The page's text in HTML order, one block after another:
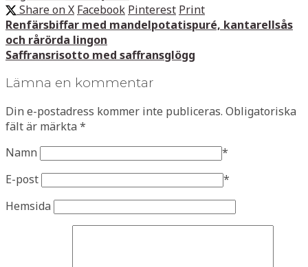
Share on X Facebook Pinterest Print
Renfärsbiffar med mandelpotatispuré, kantarellsås
och rårörda lingon
Saffransrisotto med saffransglögg
Lämna en kommentar
Din e-postadress kommer inte publiceras. Obligatoriska
fält är märkta *
Namn
*
E-post
*
Hemsida